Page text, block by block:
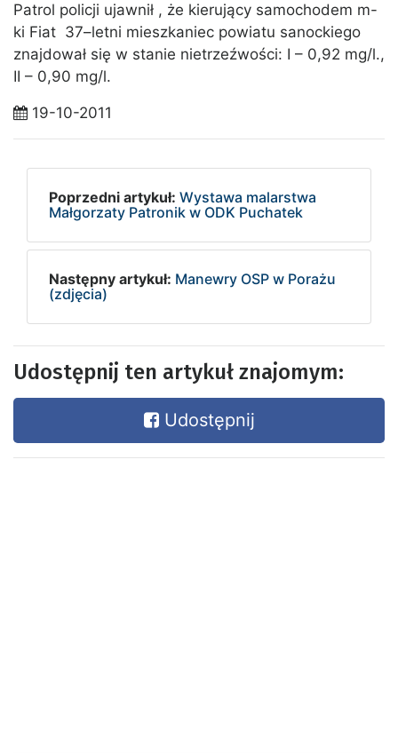
Patrol policji ujawnił , że kierujący samochodem m-
ki Fiat 37–letni mieszkaniec powiatu sanockiego
znajdował się w stanie nietrzeźwości: I – 0,92 mg/l.,
II – 0,90 mg/l.
19-10-2011
Poprzedni artykuł: Wystawa malarstwa
Małgorzaty Patronik w ODK Puchatek
Następny artykuł: Manewry OSP w Porażu
(zdjęcia)
Udostępnij ten artykuł znajomym:
Udostępnij